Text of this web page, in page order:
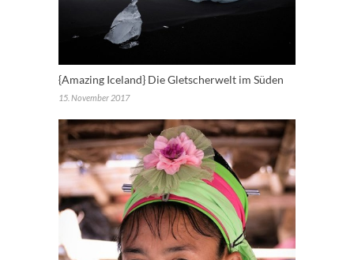
{Amazing Iceland} Die Gletscherwelt im Süden
15. November 2017